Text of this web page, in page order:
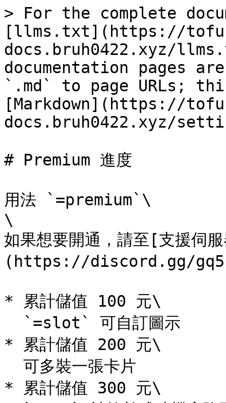
> For the complete
[llms.txt](https://
docs.bruh0422.xyz/
documentation pages
`.md` to page URLs;
[Markdown](https://
docs.bruh0422.xyz/
# Premium 進度
用法 `=premium`\
\
如果想要開通，請至[支援伺
(https://discord.gg/
* 累計儲值 100 元\
* 累計儲值 200 元\
* 累計儲值 300 元\